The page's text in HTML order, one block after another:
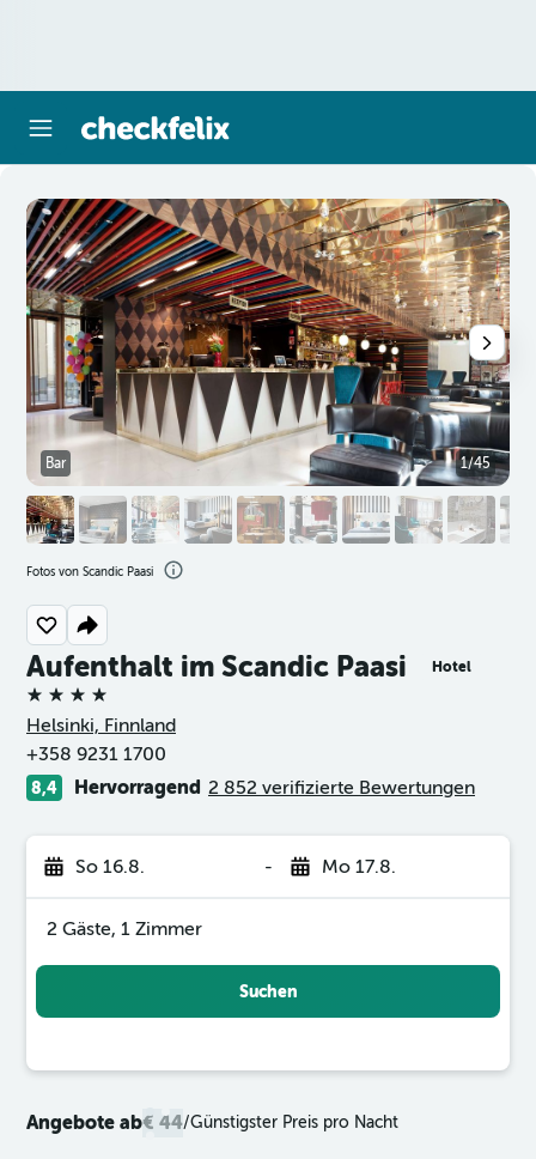
Aufenthalt im Scandic Paasi Hotel
4 Sterne
Helsinki, Finnland
+358 9231 1700
8,4 Hervorragend 2 852 verifizierte Bewertungen
So 16.8. - Mo 17.8.
2 Gäste, 1 Zimmer
Suchen
Angebote ab€ 44/Günstigster Preis pro Nacht
Bar 1/45
Fotos von Scandic Paasi